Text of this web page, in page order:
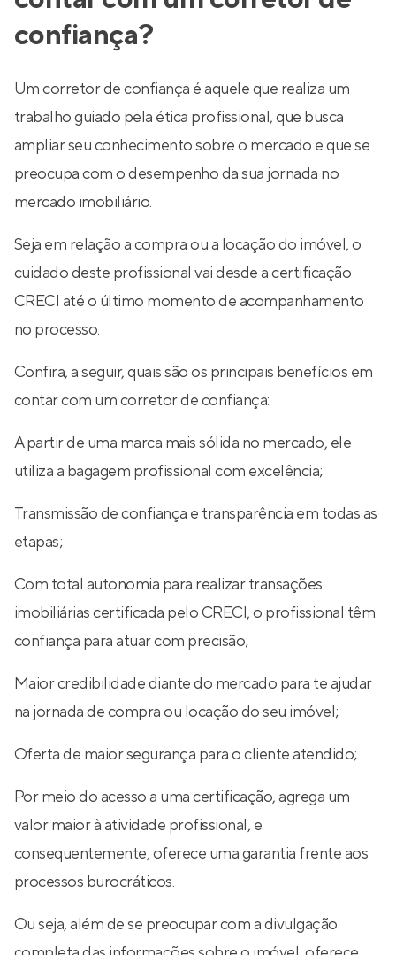
confiança?
Um corretor de confiança é aquele que realiza um
trabalho guiado pela ética profissional, que busca
ampliar seu conhecimento sobre o mercado e que se
preocupa com o desempenho da sua jornada no
mercado imobiliário.
Seja em relação a compra ou a locação do imóvel, o
cuidado deste profissional vai desde a certificação
CRECI até o último momento de acompanhamento
no processo.
Confira, a seguir, quais são os principais benefícios em
contar com um corretor de confiança:
A partir de uma marca mais sólida no mercado, ele
utiliza a bagagem profissional com excelência;
Transmissão de confiança e transparência em todas as
etapas;
Com total autonomia para realizar transações
imobiliárias certificada pelo CRECI, o profissional têm
confiança para atuar com precisão;
Maior credibilidade diante do mercado para te ajudar
na jornada de compra ou locação do seu imóvel;
Oferta de maior segurança para o cliente atendido;
Por meio do acesso a uma certificação, agrega um
valor maior à atividade profissional, e
consequentemente, oferece uma garantia frente aos
processos burocráticos.
Ou seja, além de se preocupar com a divulgação